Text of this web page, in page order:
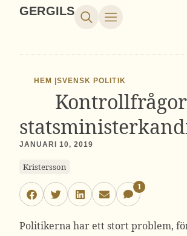
GERGILS
HEM |SVENSK POLITIK
JANUARI 10, 2019
Kristersson
1
Politikerna har ett stort problem,